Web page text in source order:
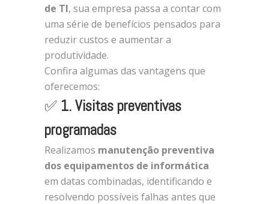
de TI, sua empresa passa a contar com
uma série de benefícios pensados para
reduzir custos e aumentar a
produtividade.
Confira algumas das vantagens que
oferecemos:
✅ 1. Visitas preventivas
programadas
Realizamos manutenção preventiva
dos equipamentos de informática
em datas combinadas, identificando e
resolvendo possíveis falhas antes que